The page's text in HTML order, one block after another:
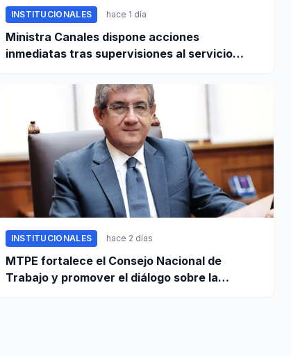
INSTITUCIONALES hace 1 día
Ministra Canales dispone acciones
inmediatas tras supervisiones al servicio
INSTITUCIONALES hace 2 días
MTPE fortalece el Consejo Nacional de
Trabajo y promover el diálogo sobre la